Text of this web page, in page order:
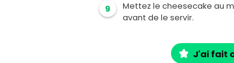
9
Mettez le cheesecake au
avant de le servir.
J'ai fait